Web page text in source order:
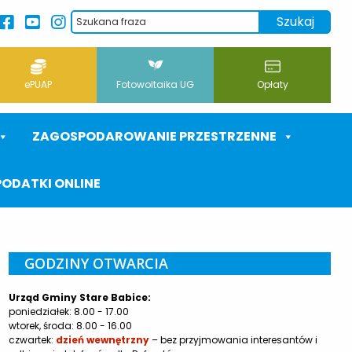
ePUAP Fotowoltaika UG Opłaty
ZAGOSPODAROWANIE PRZESTRZENNE
ONLINE
GODZINY OTWARCIA
Urząd Gminy Stare Babice:
poniedziałek: 8.00 - 17.00
wtorek, środa: 8.00 - 16.00
czwartek: dzień wewnętrzny– bez przyjmowania interesantów i